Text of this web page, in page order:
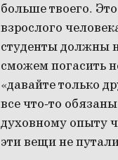
больше твоего.
взрослого
студенты должны
сможем погасить
«давайте только
все что-то
духовному опыту
эти вещи не